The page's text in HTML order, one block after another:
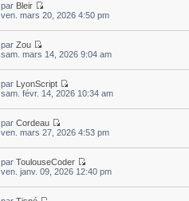
par Bleir
ven. mars 20, 2026 4:50 pm
parZou
sam. mars 14, 2026 9:04 am
par LyonScript
sam. févr. 14, 2026 10:34 am
parCordeau
ven. mars 27, 2026 4:53 pm
parToulouseCoder
ven. janv. 09, 2026 12:40 pm